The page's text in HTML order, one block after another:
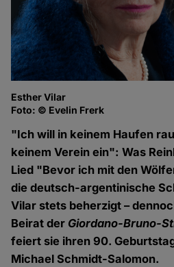
Esther Vilar
Foto: © Evelin Frerk
"Ich will in keinem Haufen
keinem Verein ein": Was
Lied "Bevor ich mit den
die deutsch-argentinische
Vilar stets beherzigt –
Beirat der Giordano-Bruno-
feiert sie ihren 90.
Michael Schmidt-Salomon.